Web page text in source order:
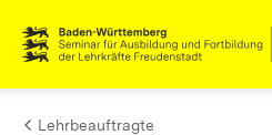
Zum Inhalt springen
Link zur Startseite
Lehrbeauftragte